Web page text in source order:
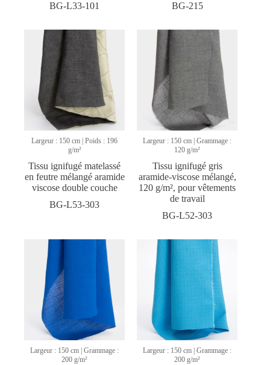
BG-L33-101
BG-215
Largeur : 150 cm | Poids : 196
g/m²
Tissu ignifugé matelassé
en feutre mélangé aramide
viscose double couche
BG-L53-303
Largeur : 150 cm | Grammage :
120 g/m²
Tissu ignifugé gris
aramide-viscose mélangé,
120 g/m², pour vêtements
de travail
BG-L52-303
Largeur : 150 cm | Grammage :
200 g/m²
Largeur : 150 cm | Grammage :
200 g/m²